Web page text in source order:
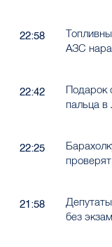
22:58
АЗС
22:42
Подарок
пальца в
22:25
21:58
без